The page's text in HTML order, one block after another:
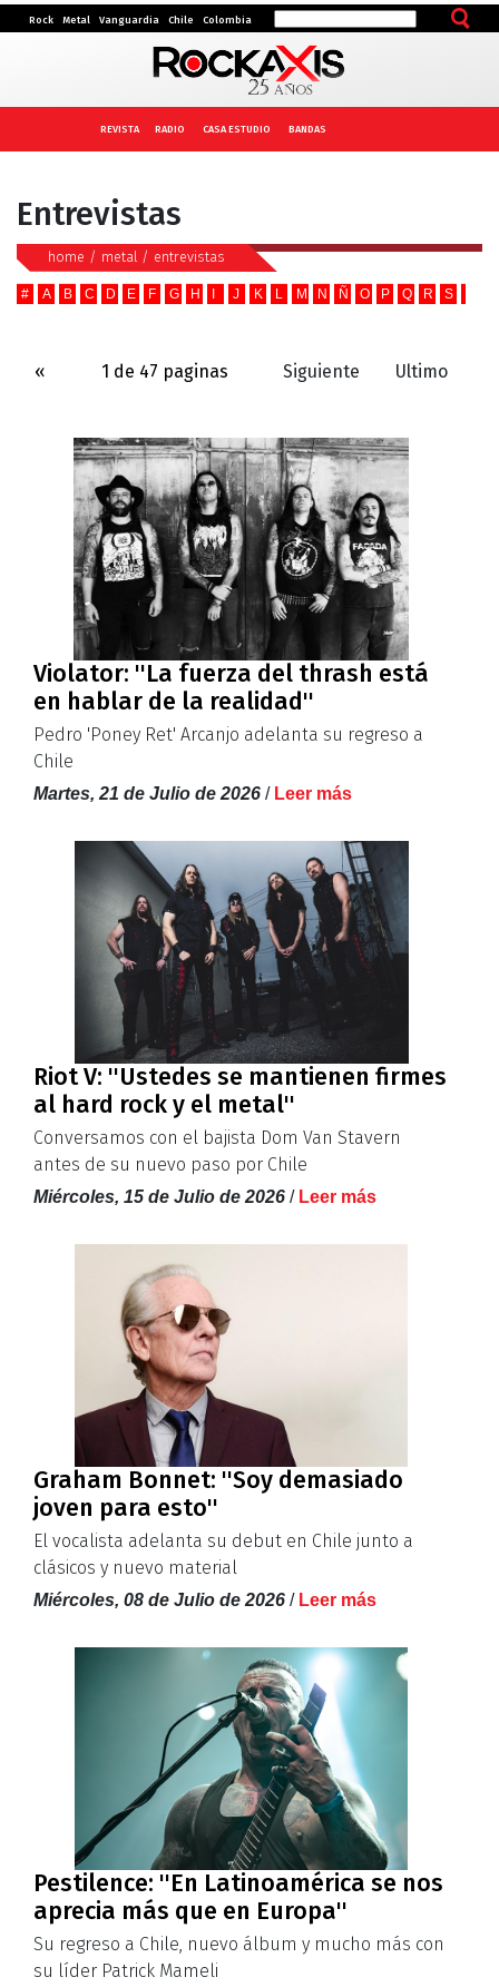
Rock Metal Vanguardia Chile Colombia
REVISTA RADIO CASA ESTUDIO BANDAS
Entrevistas
home / metal/ entrevistas
# A B C D E F G H J K L M N Ñ O P Q R S
« 1 de 47 paginas Siguiente Ultimo
Violator: ''La fuerza del thrash está
en hablar de la realidad''
Pedro 'Poney Ret' Arcanjo adelanta su regreso a
Chile
Martes, 21 de Julio de 2026 / Leer más
Riot V: ''Ustedes se mantienen firmes
al hard rock y el metal''
Conversamos con el bajista Dom Van Stavern
antes de su nuevo paso por Chile
Miércoles, 15 de Julio de 2026 / Leer más
Graham Bonnet: ''Soy demasiado
joven para esto''
El vocalista adelanta su debut en Chile junto a
clásicos y nuevo material
Miércoles, 08 de Julio de 2026 / Leer más
Pestilence: ''En Latinoamérica se nos
aprecia más que en Europa''
Su regreso a Chile, nuevo álbum y mucho más con
su líder Patrick Mameli